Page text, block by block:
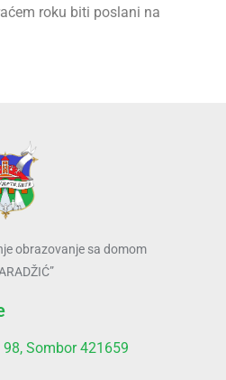
roku biti poslani na
obrazovanje sa domom
Sombor 421659